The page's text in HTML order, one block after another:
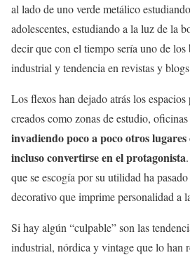
al lado de uno verde metálico
adolescentes, estudiando a la luz de la
decir que con el tiempo sería uno de los
industrial y tendencia en revistas y
Los flexos han dejado atrás los
creados como zonas de estudio,
invadiendo poco a poco otros lugares
incluso convertirse en el protagonista
que se escogía por su utilidad ha
decorativo que imprime personalidad a
Si hay algún “culpable” son las
industrial, nórdica y vintage que lo han